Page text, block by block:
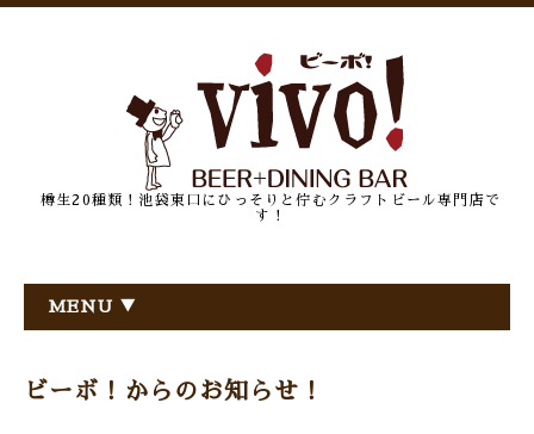
樽生20種類！池袋東口にひっそりと佇むクラフトビール専門店で
す！
MENU ▼
ビーボ！からのお知らせ！